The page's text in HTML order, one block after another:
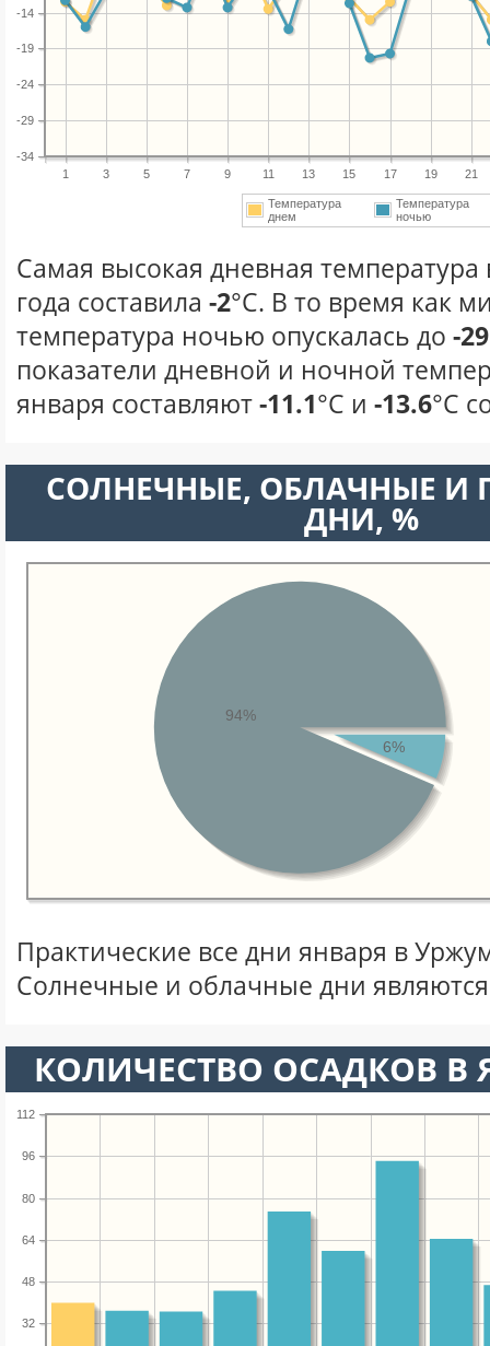
1 3 5 7 9 11 13 15 17 19 21
-34
-29
-24
-19
-14
Температура
днем
Температура
ночью
Самая высокая дневная температура
года составила -2°С. В то время как
температура ночью опускалась до -29
показатели дневной и ночной
января составляют-11.1°С и -13.6°С
CОЛНЕЧНЫЕ, ОБЛАЧНЫЕ И
ДНИ, %
6%
94%
Практические все дни января в
Солнечные и облачные дни
КОЛИЧЕСТВО ОСАДКОВ В
32
48
64
80
96
112